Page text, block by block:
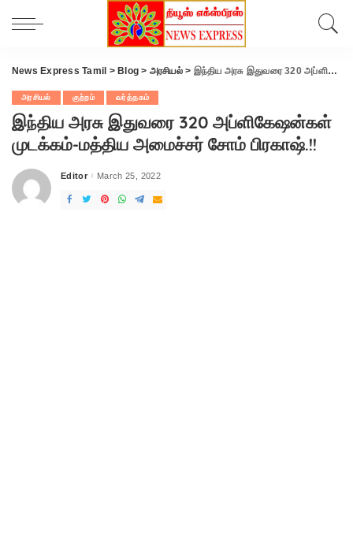
News Express Tamil > Blog > அரசியல்> இந்திய அரசு இதுவரை 320 அப்ளிகேஷன்கள் முடக்கம்-மத்திய அமைச்சர் சோம் பிரகாஷ்.!!
அரசியல் குற்றம் வர்த்தகம்
இந்திய அரசு இதுவரை 320 அப்ளிகேஷன்கள்
முடக்கம்-மத்திய அமைச்சர் சோம் பிரகாஷ்.!!
Posted
Editor March 25, 2022